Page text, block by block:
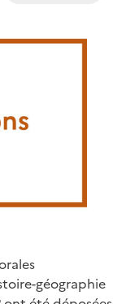
par email
Copier dans le
géographie